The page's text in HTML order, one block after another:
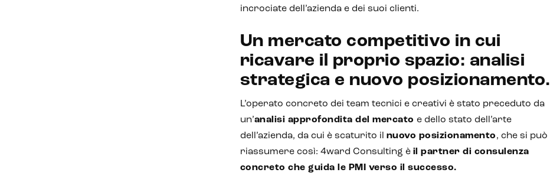
incrociate dell’azienda e dei suoi clienti.
Un mercato competitivo in cui
ricavare il proprio spazio: analisi
strategica e nuovo posizionamento.
L’operato concreto dei team tecnici e creativi è stato preceduto da
un’analisi approfondita del mercato e dello stato dell’arte
dell’azienda, da cui è scaturito il nuovo posizionamento, che si può
riassumere così: 4ward Consulting è il partner di consulenza
concreto che guida le PMI verso il successo.